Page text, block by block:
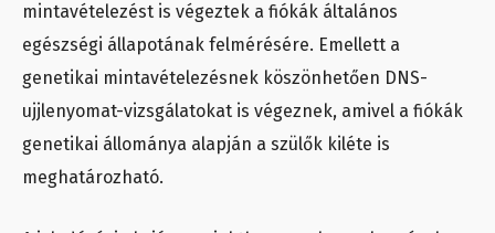
mintavételezést is végeztek a fiókák általános
egészségi állapotának felmérésére. Emellett a
genetikai mintavételezésnek köszönhetően DNS-
ujjlenyomat-vizsgálatokat is végeznek, amivel a fiókák
genetikai állománya alapján a szülők kiléte is
meghatározható.